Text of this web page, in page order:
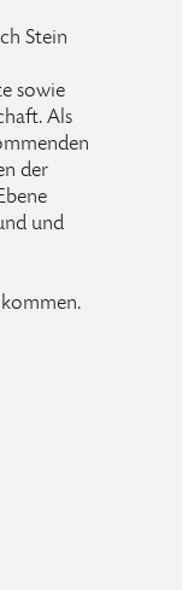
Stein
sowie
Als
der
und